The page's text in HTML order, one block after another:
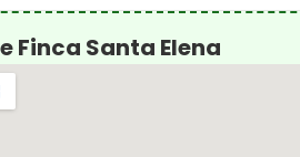
Finca Santa Elena